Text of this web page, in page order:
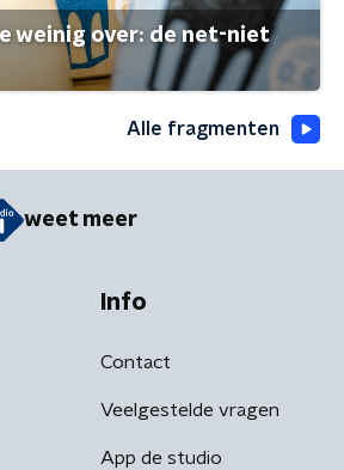
weinig over: de net-niet
Alle fragmenten
weet meer
Info
Contact
Veelgestelde vragen
App de studio